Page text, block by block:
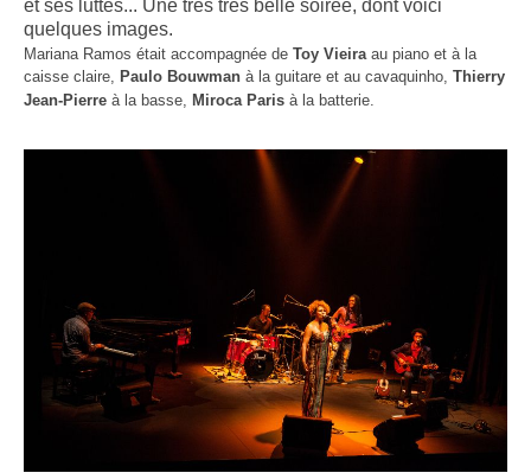
et ses luttes... Une très très belle soirée, dont voici
quelques images.
Mariana Ramos était accompagnée de Toy Vieira au piano et à la
caisse claire,
Paulo Bouwman à la guitare et au cavaquinho, Thierry
Jean-Pierre à la basse, Miroca Paris à la batterie.